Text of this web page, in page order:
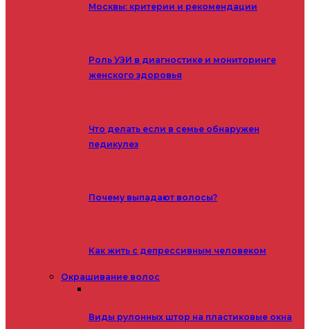
Москвы: критерии и рекомендации
Роль УЗИ в диагностике и мониторинге
женского здоровья
Что делать если в семье обнаружен
педикулез
Почему выпадают волосы?
Как жить с депрессивным человеком
Окрашивание волос
Виды рулонных штор на пластиковые окна